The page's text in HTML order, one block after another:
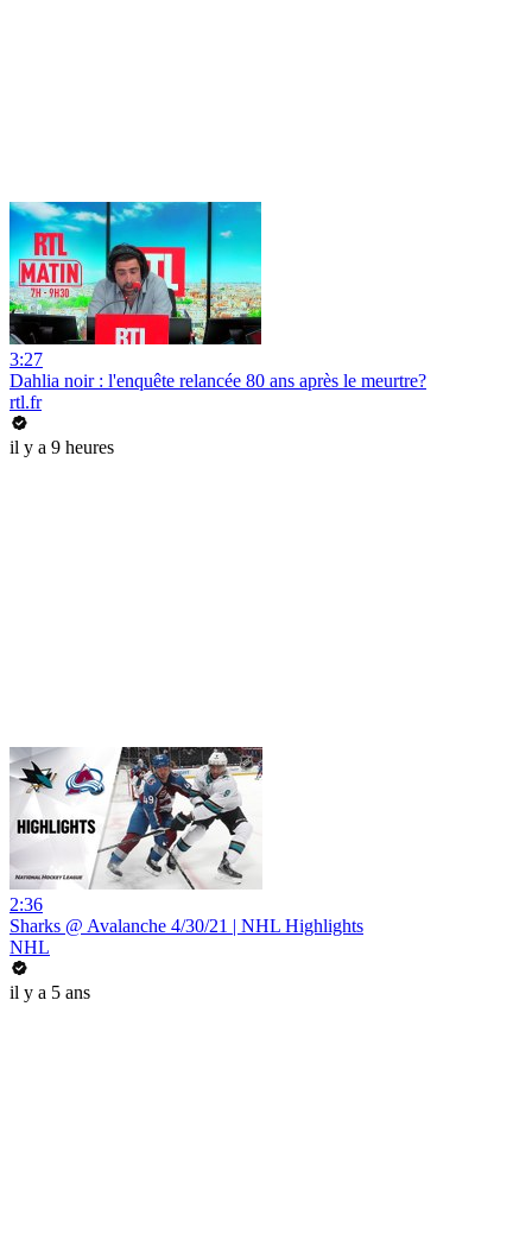
3:27
Dahlia noir : l'enquête relancée 80 ans après le meurtre?
rtl.fr
il y a 9 heures
2:36
Sharks @ Avalanche 4/30/21 | NHL Highlights
NHL
il y a 5 ans